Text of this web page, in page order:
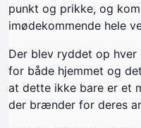
punkt og prikke, og
imødekommende hele
Der blev ryddet op
for både hjemmet og
at dette ikke bare er et
der brænder for deres